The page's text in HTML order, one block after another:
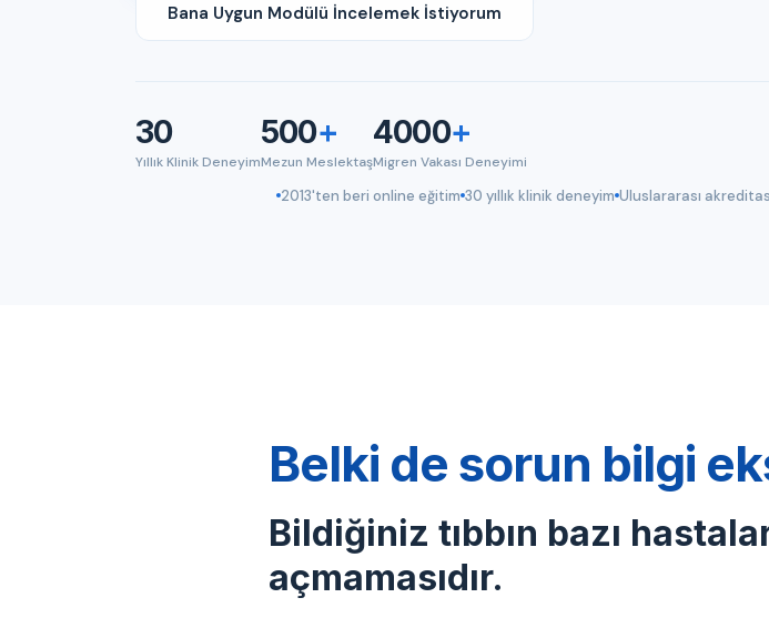
Bana Uygun Modülü İncelemek İstiyorum
30
Yıllık Klinik Deneyim
500+
Mezun Meslektaş
4000+
Migren Vakası Deneyimi
2013'ten beri online eğitim 30 yıllık klinik deneyim Uluslararası
Belki de sorun bilgi
Bildiğiniz tıbbın bazı
açmamasıdır.